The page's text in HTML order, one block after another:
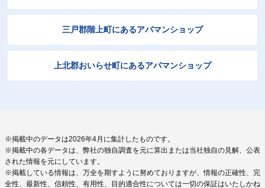
三戸郡階上町にあるアパマンショップ
上北郡おいらせ町にあるアパマンショップ
※掲載中のデータは2026年4月に集計したものです。
※掲載中の各データは、弊社の独自調査を元に算出または当社独自の見解、公表
された情報を元にしています。
※掲載している情報は、万全を期すように努めておりますが、情報の正確性、完
全性、最新性、信頼性、有用性、目的適合性については一切の保証はいたしかね